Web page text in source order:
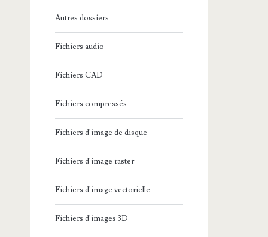
Autres dossiers
Fichiers audio
Fichiers CAD
Fichiers compressés
Fichiers d'image de disque
Fichiers d'image raster
Fichiers d'image vectorielle
Fichiers d'images 3D